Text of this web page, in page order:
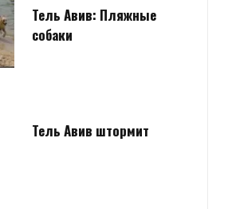
Тель Авив: Пляжные
собаки
Тель Авив штормит